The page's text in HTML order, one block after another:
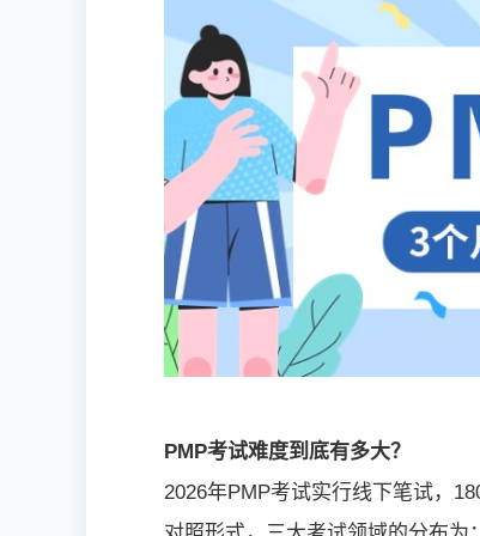
PMP考试难度到底有多大？
2026年PMP考试实行线下笔试，